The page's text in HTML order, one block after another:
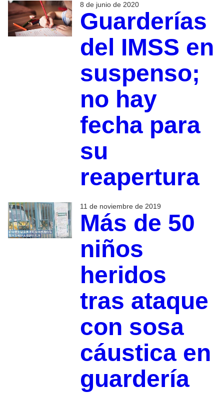
8 de junio de 2020
Guarderías
del IMSS en
suspenso;
no hay
fecha para
su
reapertura
11 de noviembre de 2019
Más de 50
niños
heridos
tras ataque
con sosa
cáustica en
guardería